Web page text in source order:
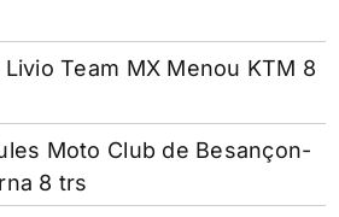
Livio Team MX Menou KTM 8
Moto Club de Besançon-
8 trs